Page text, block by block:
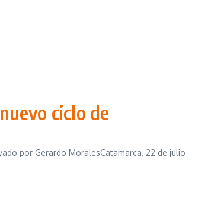
ciclo de
por Gerardo MoralesCatamarca, 22 de julio